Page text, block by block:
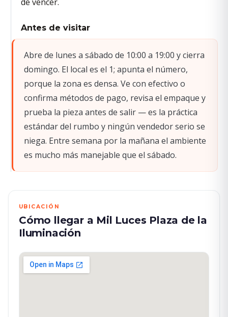
Antes de visitar
Abre de lunes a sábado de 10:00 a 19:00 y cierra
domingo. El local es el 1; apunta el número,
porque la zona es densa. Ve con efectivo o
confirma métodos de pago, revisa el empaque y
prueba la pieza antes de salir — es la práctica
estándar del rumbo y ningún vendedor serio se
niega. Entre semana por la mañana el ambiente
es mucho más manejable que el sábado.
UBICACIÓN
Cómo llegar a Mil Luces Plaza de la
Iluminación